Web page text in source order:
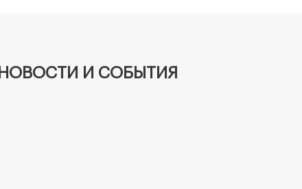
НОВОСТИ И СОБЫТИЯ